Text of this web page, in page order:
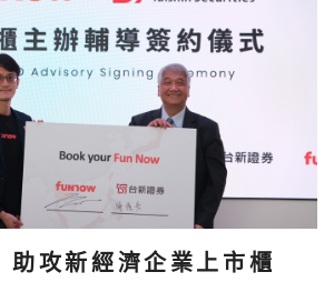
助攻新經濟企業上市櫃